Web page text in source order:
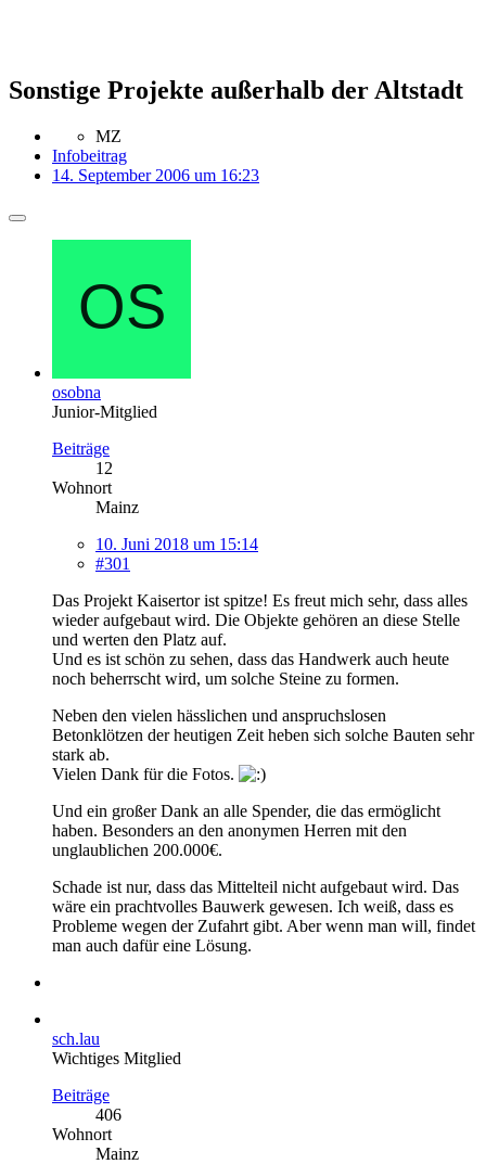
Sonstige Projekte außerhalb der Altstadt
MZ
Infobeitrag
14. September 2006 um 16:23
osobna
Junior-Mitglied
Beiträge
12
Wohnort
Mainz
10. Juni 2018 um 15:14
#301
Das Projekt Kaisertor ist spitze! Es freut mich sehr, dass alles
wieder aufgebaut wird. Die Objekte gehören an diese Stelle
und werten den Platz auf.
Und es ist schön zu sehen, dass das Handwerk auch heute
noch beherrscht wird, um solche Steine zu formen.
Neben den vielen hässlichen und anspruchslosen
Betonklötzen der heutigen Zeit heben sich solche Bauten sehr
stark ab.
Vielen Dank für die Fotos.
Und ein großer Dank an alle Spender, die das ermöglicht
haben. Besonders an den anonymen Herren mit den
unglaublichen 200.000€.
Schade ist nur, dass das Mittelteil nicht aufgebaut wird. Das
wäre ein prachtvolles Bauwerk gewesen. Ich weiß, dass es
Probleme wegen der Zufahrt gibt. Aber wenn man will, findet
man auch dafür eine Lösung.
sch.lau
Wichtiges Mitglied
Beiträge
406
Wohnort
Mainz